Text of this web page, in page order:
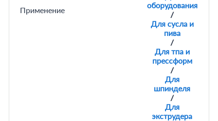
Применение
оборудования
/
Для сусла и
пива
/
Для тпа и
прессформ
/
Для
шпинделя
/
Для
экструдера